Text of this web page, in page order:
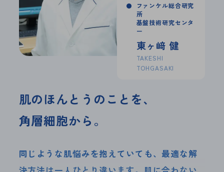
ファンケル総合研究
所
基盤技術研究センタ
ー
東ヶ﨑 健
TAKESHI
TOHGASAKI
肌のほんとうのことを、
角層細胞から。
同じような肌悩みを抱えていても、最適な解